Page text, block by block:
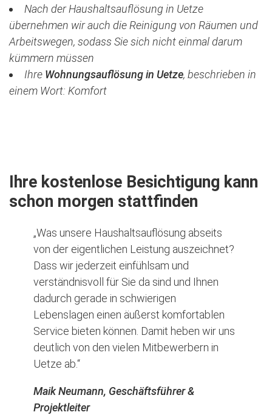
Nach der Haushaltsauflösung in Uetze
übernehmen wir auch die Reinigung von Räumen und
Arbeitswegen, sodass Sie sich nicht einmal darum
kümmern müssen
Ihre Wohnungsauflösung in Uetze, beschrieben in
einem Wort: Komfort
Ihre kostenlose Besichtigung kann
schon morgen stattfinden
„Was unsere Haushaltsauflösung abseits
von der eigentlichen Leistung auszeichnet?
Dass wir jederzeit einfühlsam und
verständnisvoll für Sie da sind und Ihnen
dadurch gerade in schwierigen
Lebenslagen einen äußerst komfortablen
Service bieten können. Damit heben wir uns
deutlich von den vielen Mitbewerbern in
Uetze ab.“
Maik Neumann, Geschäftsführer &
Projektleiter